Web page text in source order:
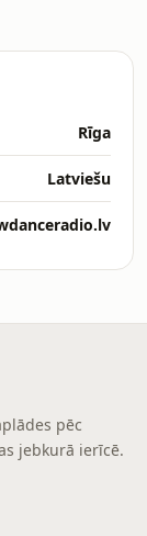
Rīga
Latviešu
pēc
jebkurā ierīcē.